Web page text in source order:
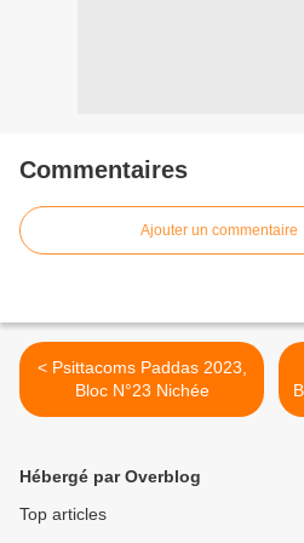
Commentaires
Ajouter un commentaire
< Psittacoms Paddas 2023,
Bloc N°23 Nichée
Hébergé par Overblog
Top articles